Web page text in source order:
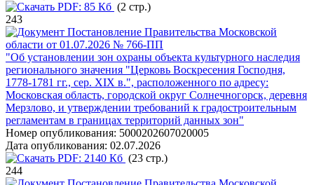
PDF: 85 Кб (2 стр.)
243
Постановление Правительства Московской
области от 01.07.2026 № 766-ПП
"Об установлении зон охраны объекта культурного наследия
регионального значения "Церковь Воскресения Господня,
1778-1781 гг., сер. XIX в.", расположенного по адресу:
Московская область, городской округ Солнечногорск, деревня
Мерзлово, и утверждении требований к градостроительным
регламентам в границах территорий данных зон"
Номер опубликования: 5000202607020005
Дата опубликования: 02.07.2026
PDF: 2140 Кб (23 стр.)
244